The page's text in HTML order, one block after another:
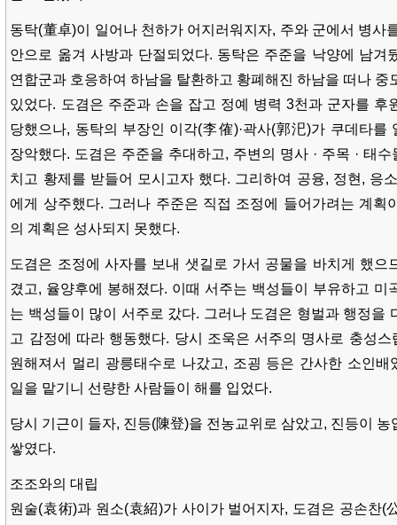
동탁(董卓)이 일어나 천하가 어지러워지자, 주와 군에서 병사
안으로 옮겨 사방과 단절되었다. 동탁은 주준을 낙양에 남겨
연합군과 호응하여 하남을 탈환하고 황폐해진 하남을 떠나 중
있었다. 도겸은 주준과 손을 잡고 정예 병력 3천과 군자를 후
당했으나, 동탁의 부장인 이각(李傕)·곽사(郭汜)가 쿠데타를
장악했다. 도겸은 주준을 추대하고, 주변의 명사 · 주목 · 태
치고 황제를 받들어 모시고자 했다. 그리하여 공융, 정현, 응
에게 상주했다. 그러나 주준은 직접 조정에 들어가려는 계획
의 계획은 성사되지 못했다.
도겸은 조정에 사자를 보내 샛길로 가서 공물을 바치게 했으
겼고, 율양후에 봉해졌다. 이때 서주는 백성들이 부유하고 미
는 백성들이 많이 서주로 갔다. 그러나 도겸은 형벌과 행정을
고 감정에 따라 행동했다. 당시 조욱은 서주의 명사로 충성
원해져서 멀리 광릉태수로 나갔고, 조굉 등은 간사한 소인배
일을 맡기니 선량한 사람들이 해를 입었다.
당시 기근이 들자, 진등(陳登)을 전농교위로 삼았고, 진등이
쌓였다.
조조와의 대립
원술(袁術)과 원소(袁紹)가 사이가 벌어지자, 도겸은 공손찬(